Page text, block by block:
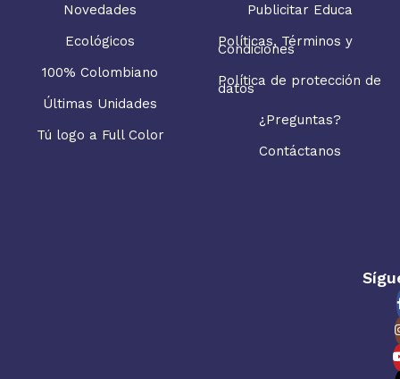
Novedades
Ecológicos
100% Colombiano
Últimas Unidades
Tú logo a Full Color
Publicitar Educa
Políticas, Términos y
Condiciones
Política de protección de
datos
¿Preguntas?
Contáctanos